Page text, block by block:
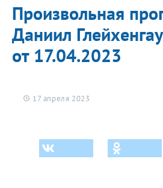
Произвольная
Даниил
от 17.04.2023
17 апреля 2023